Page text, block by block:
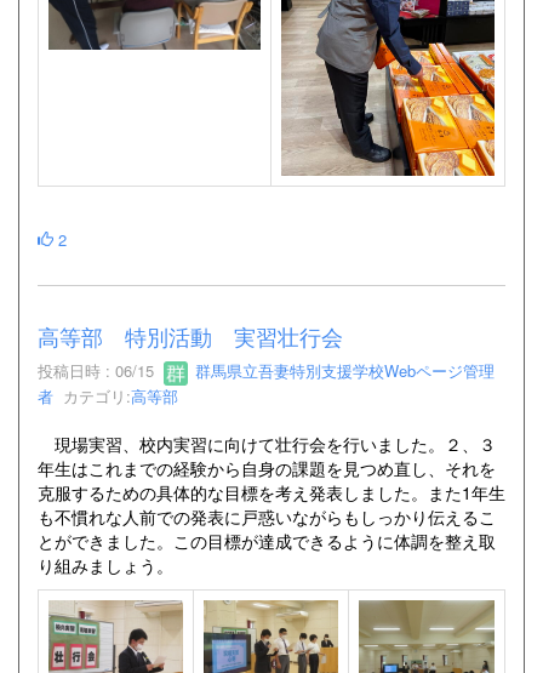
2
高等部 特別活動 実習壮行会
投稿日時 : 06/15
群馬県立吾妻特別支援学校Webページ管理
者 カテゴリ:高等部
現場実習、校内実習に向けて壮行会を行いました。２、３
年生はこれまでの経験から自身の課題を見つめ直し、それを
克服するための具体的な目標を考え発表しました。また1年生
も不慣れな人前での発表に戸惑いながらもしっかり伝えるこ
とができました。この目標が達成できるように体調を整え取
り組みましょう。